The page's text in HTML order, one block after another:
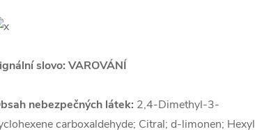
slovo: VAROVÁNÍ
nebezpečných látek: 2,4-Dimethyl-3-
carboxaldehyde; Citral; d-limonen; Hexyl